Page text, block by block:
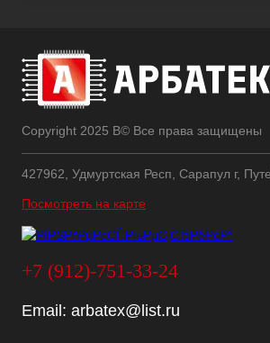
Copyright 2025 В© Все права защищены
427962, Удмуртская Респ, Сарапул г,
Посмотреть на карте
+7 (912)-751-33-24
Email: arbatex@list.ru